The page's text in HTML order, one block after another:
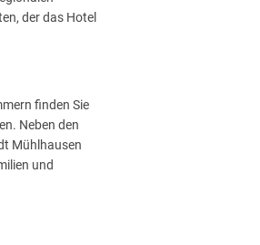
der das Hotel
finden Sie
Neben den
Mühlhausen
und